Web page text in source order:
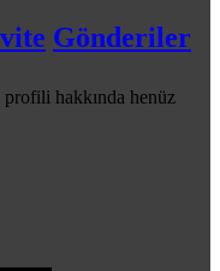
Gönderiler
hakkında henüz